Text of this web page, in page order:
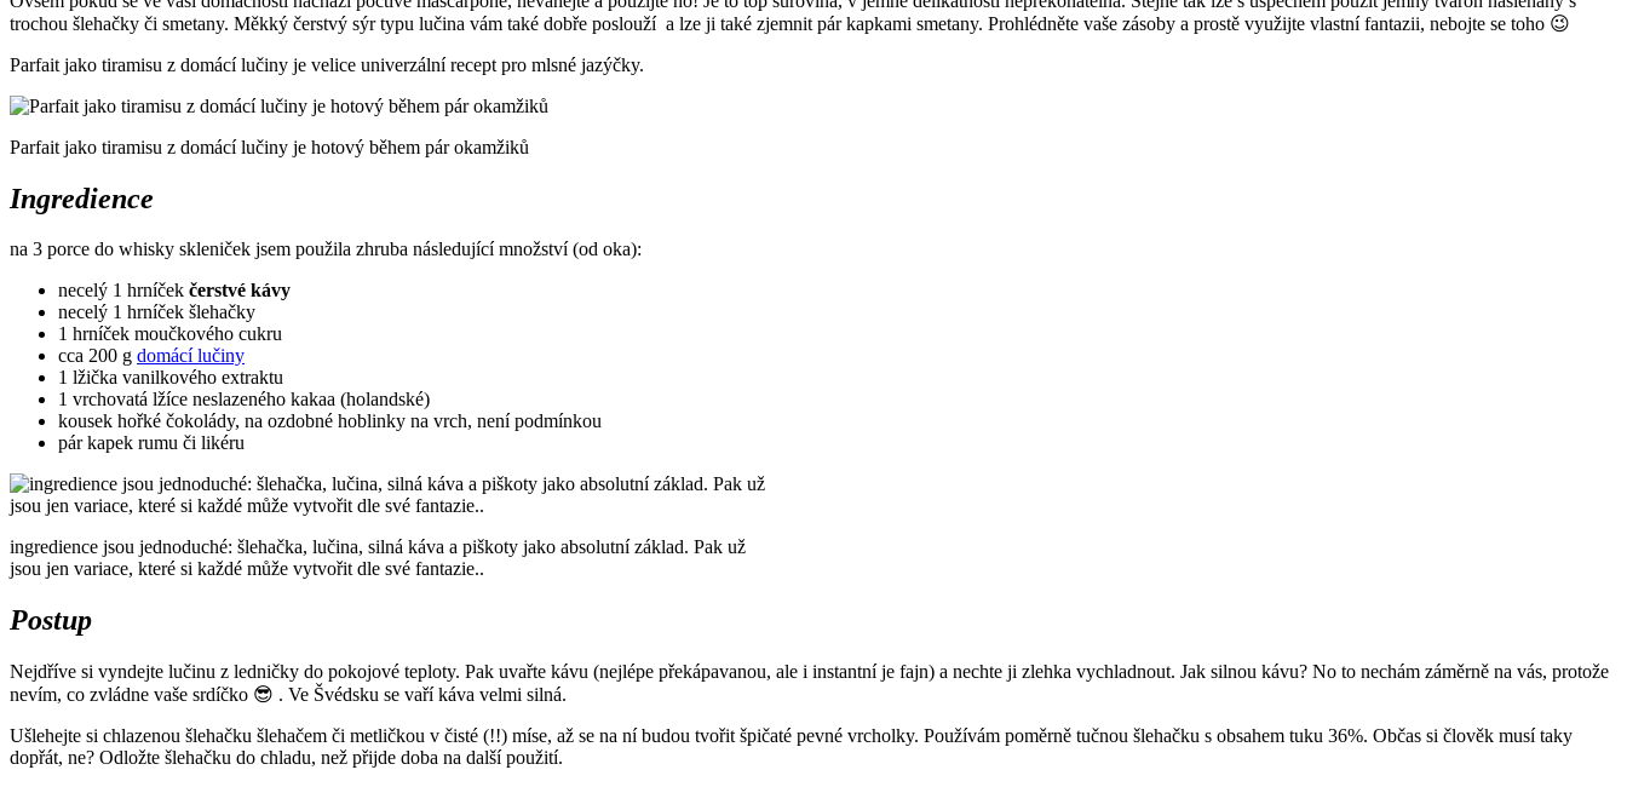
trochou šlehačky či smetany. Měkký čerstvý sýr typu lučina vám také dobře poslouží a lze ji také zjemnit pár kapkami smetany. Prohlédněte vaše zásoby a prostě využijte vlastní fantazii, nebojte se toho 😉
Parfait jako tiramisu z domácí lučiny je velice univerzální recept pro mlsné jazýčky.
Parfait jako tiramisu z domácí lučiny je hotový během pár okamžiků
Ingredience
na 3 porce do whisky skleniček jsem použila zhruba následující množství (od oka):
necelý 1 hrníček čerstvé kávy
necelý 1 hrníček šlehačky
1 hrníček moučkového cukru
cca 200 g domácí lučiny
1 lžička vanilkového extraktu
1 vrchovatá lžíce neslazeného kakaa (holandské)
kousek hořké čokolády, na ozdobné hoblinky na vrch, není podmínkou
pár kapek rumu či likéru
ingredience jsou jednoduché: šlehačka, lučina, silná káva a piškoty jako absolutní základ. Pak už
jsou jen variace, které si každé může vytvořit dle své fantazie..
Postup
Nejdříve si vyndejte lučinu z ledničky do pokojové teploty. Pak uvařte kávu (nejlépe překápavanou, ale i instantní je fajn) a nechte ji zlehka vychladnout. Jak silnou kávu? No to nechám záměrně na vás, protože
nevím, co zvládne vaše srdíčko 😎 . Ve Švédsku se vaří káva velmi silná.
Ušlehejte si chlazenou šlehačku šlehačem či metličkou v čisté (!!) míse, až se na ní budou tvořit špičaté pevné vrcholky. Používám poměrně tučnou šlehačku s obsahem tuku 36%. Občas si člověk musí taky
dopřát, ne? Odložte šlehačku do chladu, než přijde doba na další použití.